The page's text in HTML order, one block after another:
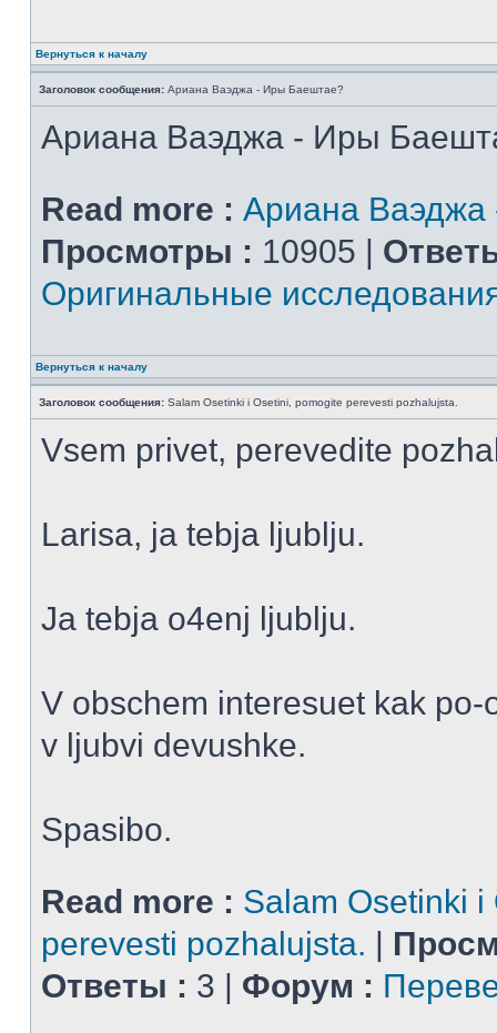
Вернуться к началу
Заголовок сообщения: Ариана Ваэджа - Иры Баештае?
Ариана Ваэджа - Иры
Read more : Ариана
Просмотры : 10905 |
Оригинальные
Вернуться к началу
Заголовок сообщения: Salam Osetinki i Osetini, pomogite perevesti pozhalujsta.
Vsem privet, perevedite
Larisa, ja tebja ljublju.
Ja tebja o4enj ljublju.
V obschem interesuet kak
v ljubvi devushke.
Spasibo.
Read more : Salam Osetinki
perevesti pozhalujsta. |
Ответы : 3 | Форум :